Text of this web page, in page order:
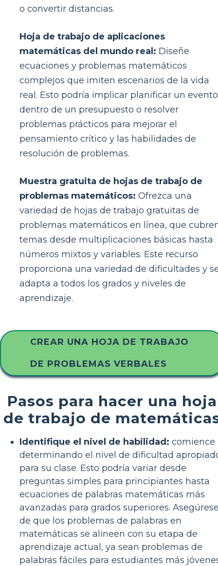
o convertir distancias.
Hoja de trabajo de aplicaciones
matemáticas del mundo real: Diseñe
ecuaciones y problemas matemáticos
complejos que imiten escenarios de la vida
real. Esto podría implicar planificar un evento
dentro de un presupuesto o resolver
problemas prácticos para mejorar el
pensamiento crítico y las habilidades de
resolución de problemas.
Muestra gratuita de hojas de trabajo de
problemas matemáticos: Ofrezca una
variedad de hojas de trabajo gratuitas de
problemas matemáticos en línea, que
temas desde multiplicaciones básicas hasta
números mixtos y variables. Este recurso
proporciona una variedad de dificultades y
adapta a todos los grados y niveles de
aprendizaje.
CREAR UNA HOJA DE TRABAJO
DE PROBLEMAS VERBALES
Pasos para hacer una hoja
de trabajo de
Identifique el nivel de habilidad: comience
determinando el nivel de dificultad
para su clase. Esto podría variar desde
preguntas simples para principiantes hasta
ecuaciones de palabras matemáticas más
avanzadas para grados superiores.
de que los problemas de palabras en
matemáticas se alineen con su etapa de
aprendizaje actual, ya sean problemas de
palabras fáciles para estudiantes más